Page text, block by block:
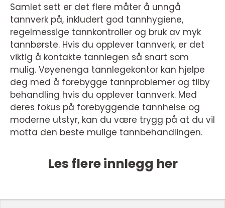
Samlet sett er det flere måter å unngå
tannverk på, inkludert god tannhygiene,
regelmessige tannkontroller og bruk av myk
tannbørste. Hvis du opplever tannverk, er det
viktig å kontakte tannlegen så snart som
mulig. Vøyenenga tannlegekontor kan hjelpe
deg med å forebygge tannproblemer og tilby
behandling hvis du opplever tannverk. Med
deres fokus på forebyggende tannhelse og
moderne utstyr, kan du være trygg på at du vil
motta den beste mulige tannbehandlingen.
Les flere innlegg her